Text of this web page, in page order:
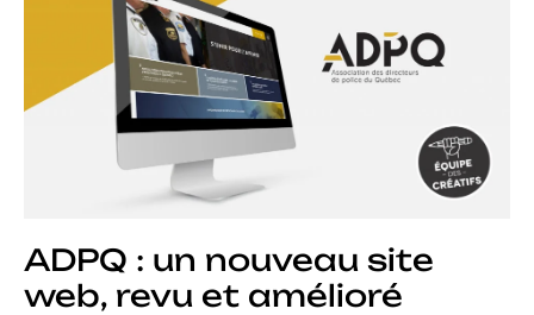
ADPQ : un nouveau site
web, revu et amélioré